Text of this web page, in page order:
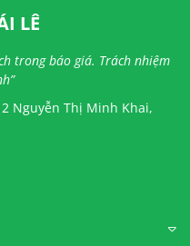
LÊ
trong báo giá. Trách nhiệm
Nguyễn Thị Minh Khai,